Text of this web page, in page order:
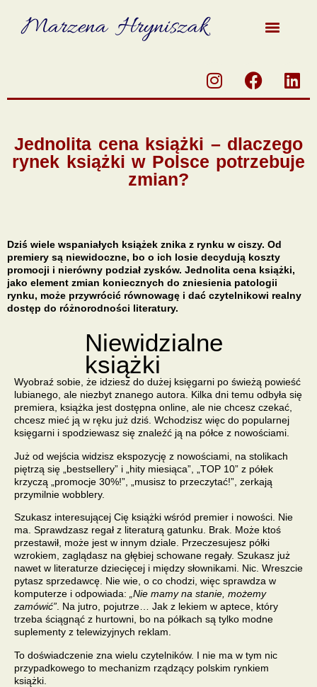
Marzena Hryniszak
Jednolita cena książki – dlaczego
rynek książki w Polsce potrzebuje
zmian?
Dziś wiele wspaniałych książek znika z rynku w ciszy. Od
premiery są niewidoczne, bo o ich losie decydują koszty
promocji i nierówny podział zysków. Jednolita cena książki,
jako element zmian koniecznych do zniesienia patologii
rynku, może przywrócić równowagę i dać czytelnikowi realny
dostęp do różnorodności literatury.
Niewidzialne
książki
Wyobraź sobie, że idziesz do dużej księgarni po świeżą powieść
lubianego, ale niezbyt znanego autora. Kilka dni temu odbyła się
premiera, książka jest dostępna online, ale nie chcesz czekać,
chcesz mieć ją w ręku już dziś. Wchodzisz więc do popularnej
księgarni i spodziewasz się znaleźć ją na półce z nowościami.
Już od wejścia widzisz ekspozycję z nowościami, na stolikach
piętrzą się „bestsellery” i „hity miesiąca”, „TOP 10” z półek
krzyczą „promocje 30%!”, „musisz to przeczytać!”, zerkają
przymilnie wobblery.
Szukasz interesującej Cię książki wśród premier i nowości. Nie
ma. Sprawdzasz regał z literaturą gatunku. Brak. Może ktoś
przestawił, może jest w innym dziale. Przeczesujesz półki
wzrokiem, zaglądasz na głębiej schowane regały. Szukasz już
nawet w literaturze dziecięcej i między słownikami. Nic. Wreszcie
pytasz sprzedawcę. Nie wie, o co chodzi, więc sprawdza w
komputerze i odpowiada:
„Nie mamy na stanie, możemy
zamówić” . Na jutro, pojutrze… Jak z lekiem w aptece, który
trzeba ściągnąć z hurtowni, bo na półkach są tylko modne
suplementy z telewizyjnych reklam.
To doświadczenie zna wielu czytelników. I nie ma w tym nic
przypadkowego to mechanizm rządzący polskim rynkiem
książki.